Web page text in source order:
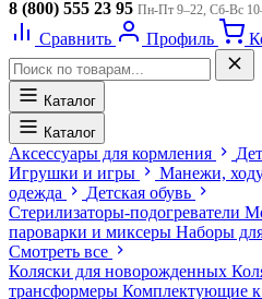
8 (800) 555 23 95 Пн-Пт 9–22, Сб-Вс
Сравнить Профиль
Каталог
Каталог
Аксессуары для кормления
Игрушки и игры
Манежи,
одежда
Детская обувь
Стерилизаторы-подогреватели
пароварки и миксеры Наборы
Смотреть все
Коляски для новорожденных
трансформеры Комплектующие к